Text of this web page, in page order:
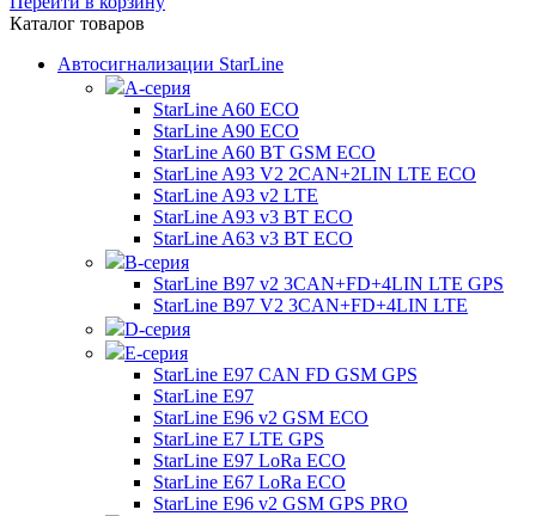
Каталог товаров
Автосигнализации StarLine
А-серия
StarLine A60 ECO
StarLine A90 ECO
StarLine A60 BT GSM ECO
StarLine A93 V2 2CAN+2LIN LTE ECO
StarLine A93 v2 LTE
StarLine A93 v3 BT ECO
StarLine A63 v3 BT ECO
B-серия
StarLine B97 v2 3CAN+FD+4LIN LTE GPS
StarLine B97 V2 3CAN+FD+4LIN LTE
D-серия
E-серия
StarLine E97 CAN FD GSM GPS
StarLine E97
StarLine E96 v2 GSM ECO
StarLine E7 LTE GPS
StarLine E97 LoRa ECO
StarLine E67 LoRa ECO
StarLine E96 v2 GSM GPS PRO